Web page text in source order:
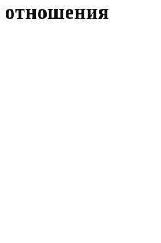
отношения